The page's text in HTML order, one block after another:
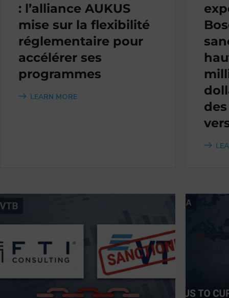
: l’alliance AUKUS
mise sur la flexibilité
réglementaire pour
accélérer ses
programmes
LEARN MORE